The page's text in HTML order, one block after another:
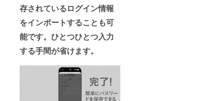
存されているログイン情報
をインポートすることも可
能です。ひとつひとつ入力
する手間が省けます。